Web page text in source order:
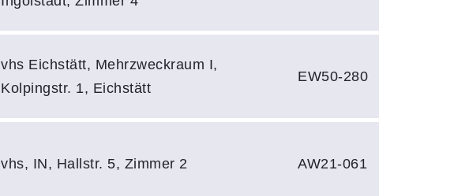
vhs Eichstätt, Mehrzweckraum I,
Kolpingstr. 1, Eichstätt
EW50-280
vhs, IN, Hallstr. 5, Zimmer 2 AW21-061